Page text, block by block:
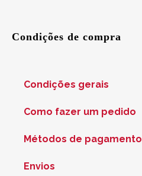
Condições de compra
Condições gerais
Como fazer um pedido
Métodos de pagamento
Envios